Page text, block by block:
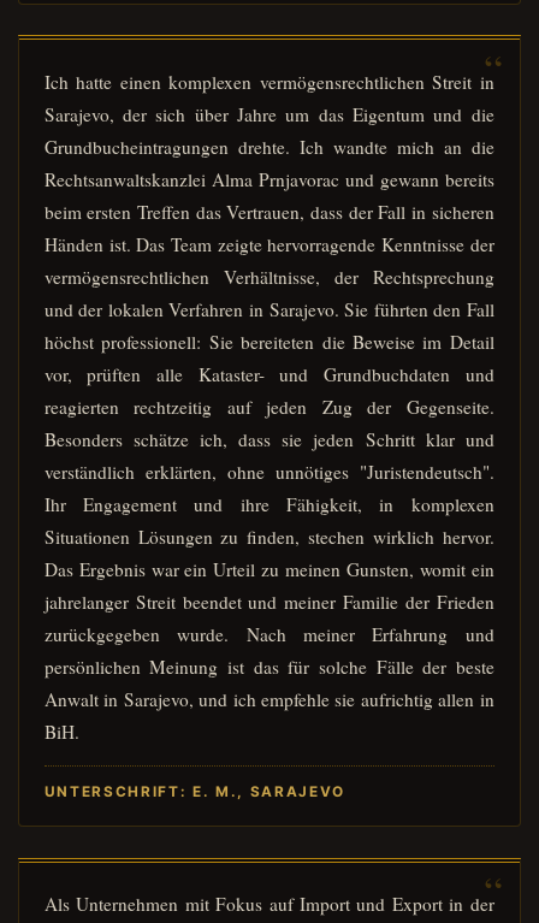
Ich hatte einen komplexen vermögensrechtlichen Streit in
Sarajevo, der sich über Jahre um das Eigentum und die
Grundbucheintragungen drehte. Ich wandte mich an die
Rechtsanwaltskanzlei Alma Prnjavorac und gewann bereits
beim ersten Treffen das Vertrauen, dass der Fall in sicheren
Händen ist. Das Team zeigte hervorragende Kenntnisse der
vermögensrechtlichen Verhältnisse, der Rechtsprechung
und der lokalen Verfahren in Sarajevo. Sie führten den Fall
höchst professionell: Sie bereiteten die Beweise im Detail
vor, prüften alle Kataster- und Grundbuchdaten und
reagierten rechtzeitig auf jeden Zug der Gegenseite.
Besonders schätze ich, dass sie jeden Schritt klar und
verständlich erklärten, ohne unnötiges "Juristendeutsch".
Ihr Engagement und ihre Fähigkeit, in komplexen
Situationen Lösungen zu finden, stechen wirklich hervor.
Das Ergebnis war ein Urteil zu meinen Gunsten, womit ein
jahrelanger Streit beendet und meiner Familie der Frieden
zurückgegeben wurde. Nach meiner Erfahrung und
persönlichen Meinung ist das für solche Fälle der beste
Anwalt in Sarajevo, und ich empfehle sie aufrichtig allen in
BiH.
UNTERSCHRIFT: E. M., SARAJEVO
Als Unternehmen mit Fokus auf Import und Export in der